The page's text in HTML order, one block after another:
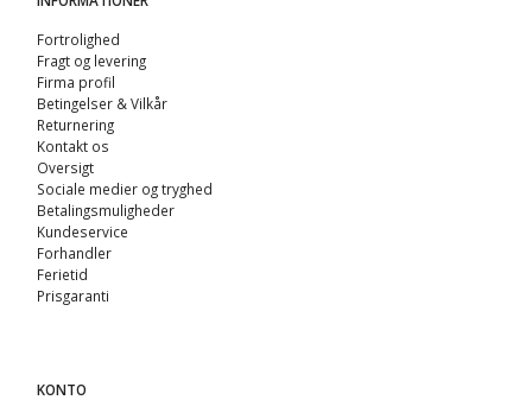
Fortrolighed
Fragt og levering
Firma profil
Betingelser & Vilkår
Returnering
Kontakt os
Oversigt
Sociale medier og tryghed
Betalingsmuligheder
Kundeservice
Forhandler
Ferietid
Prisgaranti
KONTO